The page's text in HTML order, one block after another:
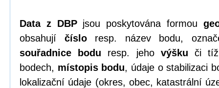
Data z DBPjsou poskytována formou
obsahují čísloresp. název bodu,
souřadnice bodu resp. jeho výšku či
bodech, místopis bodu, údaje o stabilizaci
lokalizační údaje (okres, obec, katastrální